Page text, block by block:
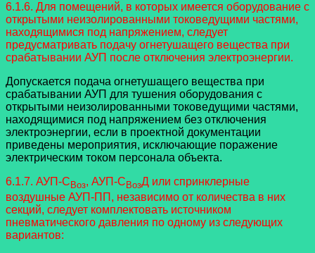
6.1.6. Для помещений, в которых имеется оборудование с
открытыми неизолированными токоведущими частями,
находящимися под напряжением, следует
предусматривать подачу огнетушащего вещества при
срабатывании АУП после отключения электроэнергии.
Допускается подача огнетушащего вещества при
срабатывании АУП для тушения оборудования с
открытыми неизолированными токоведущими частями,
находящимися под напряжением без отключения
электроэнергии, если в проектной документации
приведены мероприятия, исключающие поражение
электрическим током персонала объекта.
6.1.7. АУП-С Воз, АУП-С ВозД или спринклерные
воздушные АУП-ПП, независимо от количества в них
секций, следует комплектовать источником
пневматического давления по одному из следующих
вариантов: